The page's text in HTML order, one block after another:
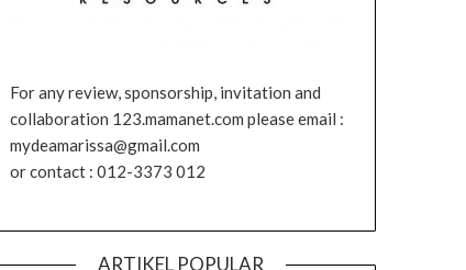
For any review, sponsorship, invitation and
collaboration 123.mamanet.com please email :
mydeamarissa@gmail.com
or contact : 012-3373 012
ARTIKEL POPULAR